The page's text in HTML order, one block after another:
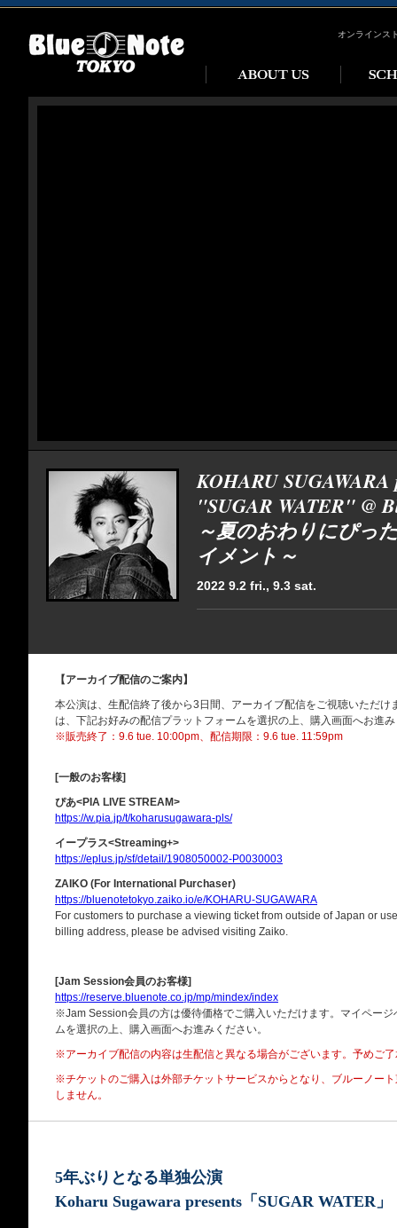
オンラインス
KOHARU SUGAWARA
"SUGAR WATER" @
～夏のおわりにぴっ
イメント～
2022 9.2 fri., 9.3 sat.
【アーカイブ配信のご案内】
本公演は、生配信終了後から3日間、アーカイブ配信をご視聴いただ
は、下記お好みの配信プラットフォームを選択の上、購入画面へお進
※販売終了：9.6 tue. 10:00pm、配信期限：9.6 tue. 11:59pm
[一般のお客様]
ぴあ<PIA LIVE STREAM>
https://w.pia.jp/t/koharusugawara-pls/
イープラス<Streaming+>
https://eplus.jp/sf/detail/1908050002-P0030003
ZAIKO (For International Purchaser)
https://bluenotetokyo.zaiko.io/e/KOHARU-SUGAWARA
For customers to purchase a viewing ticket from outside of Japan or
billing address, please be advised visiting Zaiko.
[Jam Session会員のお客様]
https://reserve.bluenote.co.jp/mp/mindex/index
※Jam Session会員の方は優待価格でご購入いただけます。マイペー
ムを選択の上、購入画面へお進みください。
※アーカイブ配信の内容は生配信と異なる場合がございます。予めご
※チケットのご購入は外部チケットサービスからとなり、 ブルーノー
しません。
5年ぶりとなる単独公演
Koharu Sugawara presents「SUGAR WATER」